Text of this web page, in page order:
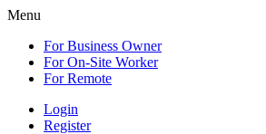
Menu
For Business Owner
For On-Site Worker
For Remote
Login
Register